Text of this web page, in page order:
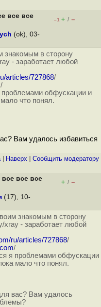
все все
–1 + / –
(ok), 03-
знакомым в сторону
- заработает любой
articles/727868/
/
обфускации и
что понял.
Вам удалось избавиться
| Наверх Cообщить модератору
все все
+ / –
(17), 10-
знакомым в сторону
xray - заработает любой
ru/articles/727868/
/
я проблемами обфускации
мало что понял.
вас? Вам удалось